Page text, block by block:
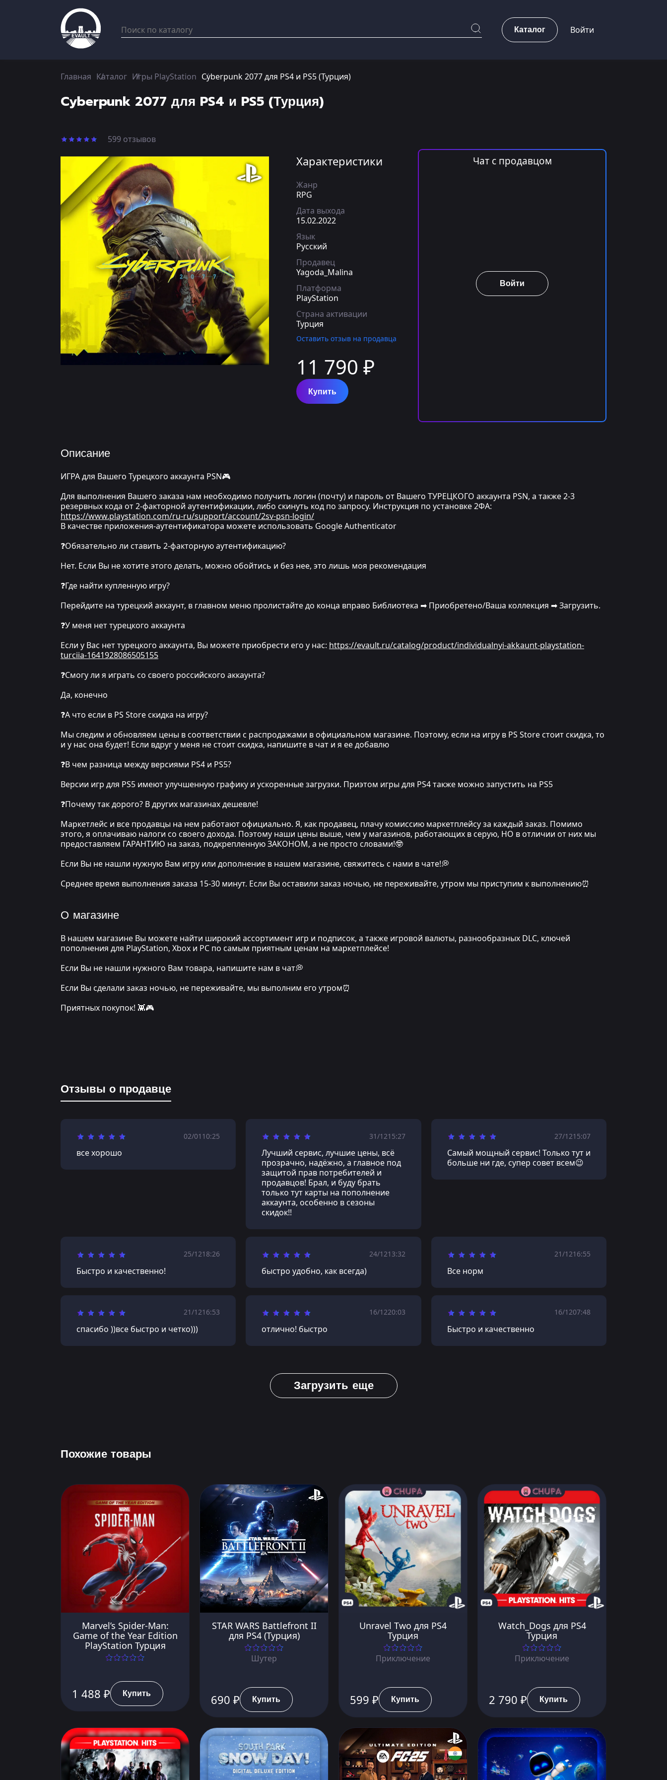
Каталог Войти
Главная Каталог Игры PlayStation Cyberpunk 2077 для PS4 и PS5 (Турция)
Cyberpunk 2077 для PS4 и PS5 (Турция)
599 отзывов
Характеристики
Жанр
RPG
Дата выхода
15.02.2022
Язык
Русский
Продавец
Yagoda_Malina
Платформа
PlayStation
Страна активации
Турция
Оставить отзыв на продавца
11 790 ₽
Купить
Чат с продавцом
Войти
Описание
ИГРА для Вашего Турецкого аккаунта PSN🎮
Для выполнения Вашего заказа нам необходимо получить логин (почту) и пароль от Вашего ТУРЕЦКОГО аккаунта PSN, а также 2-3
резервных кода от 2-факторной аутентификации, либо скинуть код по запросу. Инструкция по установке 2ФА:
https://www.playstation.com/ru-ru/support/account/2sv-psn-login/
В качестве приложения-аутентификатора можете использовать Google Authenticator
❓Обязательно ли ставить 2-факторную аутентификацию?
Нет. Если Вы не хотите этого делать, можно обойтись и без нее, это лишь моя рекомендация
❓Где найти купленную игру?
Перейдите на турецкий аккаунт, в главном меню пролистайте до конца вправо Библиотека ➡ Приобретено/Ваша коллекция ➡ Загрузить.
❓У меня нет турецкого аккаунта
Если у Вас нет турецкого аккаунта, Вы можете приобрести его у нас: https://evault.ru/catalog/product/individualnyi-akkaunt-playstation-
turciia-1641928086505155
❓Смогу ли я играть со своего российского аккаунта?
Да, конечно
❓А что если в PS Store скидка на игру?
Мы следим и обновляем цены в соответствии с распродажами в официальном магазине. Поэтому, если на игру в PS Store стоит скидка, то
и у нас она будет! Если вдруг у меня не стоит скидка, напишите в чат и я ее добавлю
❓В чем разница между версиями PS4 и PS5?
Версии игр для PS5 имеют улучшенную графику и ускоренные загрузки. Приэтом игры для PS4 также можно запустить на PS5
❓Почему так дорого? В других магазинах дешевле!
Маркетлейс и все продавцы на нем работают официально. Я, как продавец, плачу комиссию маркетплейсу за каждый заказ. Помимо
этого, я оплачиваю налоги со своего дохода. Поэтому наши цены выше, чем у магазинов, работающих в серую, НО в отличии от них мы
предоставляем ГАРАНТИЮ на заказ, подкрепленную ЗАКОНОМ, а не просто словами!🤓
Если Вы не нашли нужную Вам игру или дополнение в нашем магазине, свяжитесь с нами в чате!💭
Среднее время выполнения заказа 15-30 минут. Если Вы оставили заказ ночью, не переживайте, утром мы приступим к выполнению⏰
О магазине
В нашем магазине Вы можете найти широкий ассортимент игр и подписок, а также игровой валюты, разнообразных DLC, ключей
пополнения для PlayStation, Xbox и PC по самым приятным ценам на маркетплейсе!
Если Вы не нашли нужного Вам товара, напишите нам в чат💭
Если Вы сделали заказ ночью, не переживайте, мы выполним его утром⏰
Приятных покупок! 👾🎮
Отзывы о продавце
02/01 10:25
все хорошо
31/1215:27
Лучший сервис, лучшие цены, всё
прозрачно, надёжно, а главное под
защитой прав потребителей и
продавцов! Брал, и буду брать
только тут карты на пополнение
аккаунта, особенно в сезоны
скидок!!
27/1215:07
Самый мощный сервис! Только тут и
больше ни где, супер совет всем😉
25/1218:26
Быстро и качественно!
24/1213:32
быстро удобно, как всегда)
21/1216:55
Все норм
21/1216:53
спасибо ))все быстро и четко)))
16/1220:03
отлично! быстро
16/1207:48
Быстро и качественно
Загрузить еще
Похожие товары
Marvel’s Spider-Man:
Game of the Year Edition
PlayStation Турция
1 488 ₽ Купить
STAR WARS Battlefront II
для PS4 (Турция)
Шутер
690 ₽ Купить
Unravel Two для PS4
Турция
Приключение
599 ₽ Купить
Watch_Dogs для PS4
Турция
Приключение
2 790 ₽ Купить